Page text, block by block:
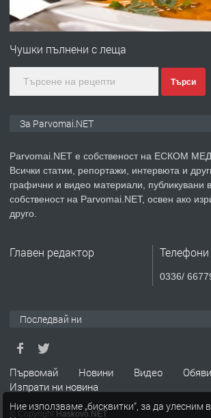
ПРЕДЛАГА
Първи поход "По
ПРЕДЛАГА Уроци по Математика
ТЪРСИ Търсим работник
Чушки пълнени с леща
Търси
За Parvomai.NET
Parvomai.NET е собственост на ЕСКОМ
Всички статии, репортажи, интервюта и
графични и видео материали, публикувани
собственост на Parvomai.NET, освен ако
друго.
Главен редактор Телефони
0336/
Последвай ни
Първомай Новини Видео Обяви
Изпрати ни новина
© Copyright Haskovo.NET
Ние използваме „бисквитки“, за да улесним